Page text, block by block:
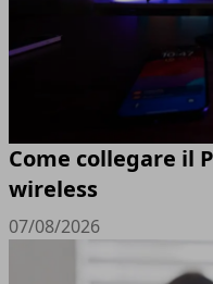
Come collegare il
wireless
07/08/2026